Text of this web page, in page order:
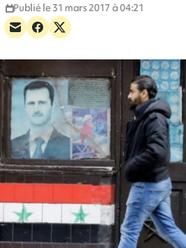
Publié le 31 mars 2017 à 04:21